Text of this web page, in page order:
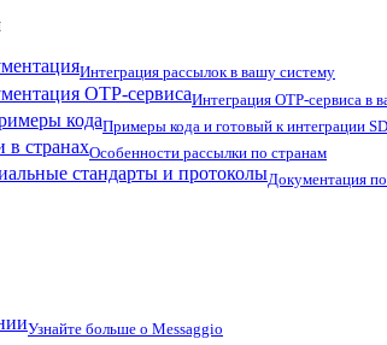
Интеграция рассылок в вашу систему
OTP-сервисаИнтеграция OTP-сервиса в
кодаПримеры кода и готовый к интеграции
в странахОсобенности рассылки по странам
стандарты и протоколыДокументация
Узнайте больше о Messaggio